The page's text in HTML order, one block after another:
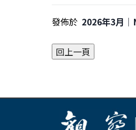
發佈於 2026年3月